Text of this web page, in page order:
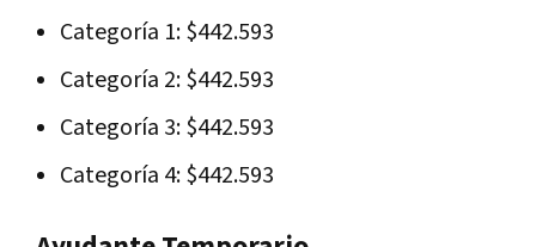
Categoría 1: $442.593
Categoría 2: $442.593
Categoría 3: $442.593
Categoría 4: $442.593